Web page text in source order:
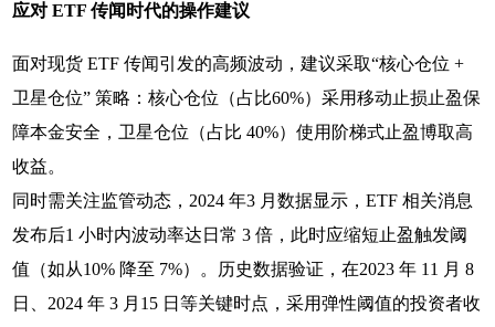
应对 ETF 传闻时代的操作建议
面对现货 ETF 传闻引发的高频波动，建议采取“核心仓位 +
卫星仓位” 策略：核心仓位（占比60%）采用移动止损止盈保
障本金安全，卫星仓位（占比 40%）使用阶梯式止盈博取高
收益。
同时需关注监管动态，2024 年3 月数据显示，ETF 相关消息
发布后1 小时内波动率达日常 3 倍，此时应缩短止盈触发阈
值（如从10% 降至 7%）。历史数据验证，在2023 年 11 月 8
日、2024 年 3 月15 日等关键时点，采用弹性阈值的投资者收